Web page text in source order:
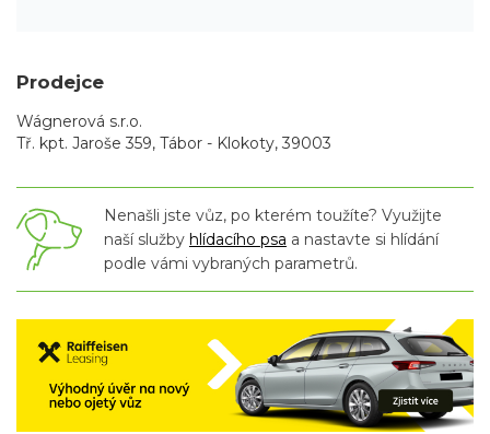
Prodejce
Wágnerová s.r.o.
Tř. kpt. Jaroše 359, Tábor - Klokoty, 39003
Nenašli jste vůz, po kterém toužíte? Využijte
naší služby hlídacího psa a nastavte si hlídání
podle vámi vybraných parametrů.